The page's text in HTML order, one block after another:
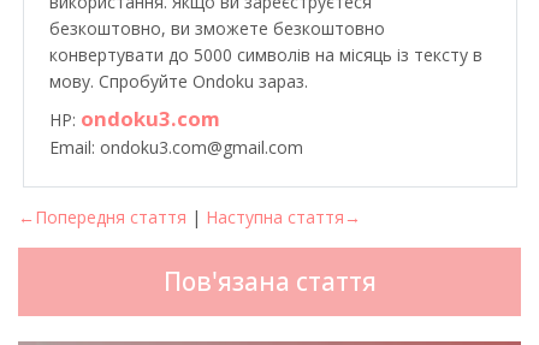
безкоштовно, ви зможете безкоштовно
конвертувати до 5000 символів на місяць із тексту в
мову. Спробуйте Ondoku зараз.
HP: ondoku3.com
Email: ondoku3.com@gmail.com
←Попередня стаття | Наступна стаття→
Пов'язана стаття